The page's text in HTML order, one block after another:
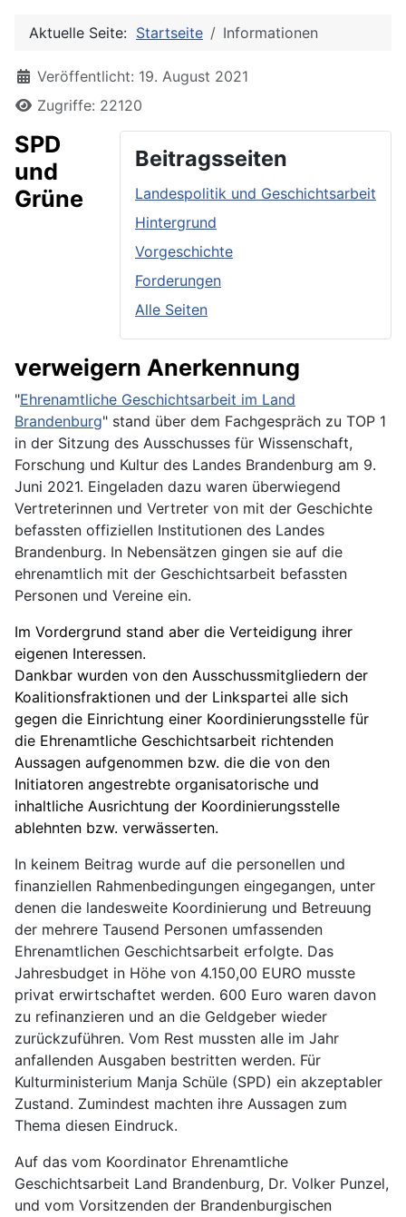
Aktuelle Seite: Startseite Informationen
Details
Veröffentlicht: 19. August 2021
Zugriffe: 22120
Beitragsseiten
Landespolitik und Geschichtsarbeit
Hintergrund
Vorgeschichte
Forderungen
Alle Seiten
SPD
und
Grüne
verweigern Anerkennung
"Ehrenamtliche Geschichtsarbeit im Land
Brandenburg" stand über dem Fachgespräch zu TOP 1
in der Sitzung des Ausschusses für Wissenschaft,
Forschung und Kultur des Landes Brandenburg am 9.
Juni 2021. Eingeladen dazu waren überwiegend
Vertreterinnen und Vertreter von mit der Geschichte
befassten offiziellen Institutionen des Landes
Brandenburg. In Nebensätzen gingen sie auf die
ehrenamtlich mit der Geschichtsarbeit befassten
Personen und Vereine ein.
Im Vordergrund stand aber die Verteidigung ihrer
eigenen Interessen.
Dankbar wurden von den Ausschussmitgliedern der
Koalitionsfraktionen und der Linkspartei alle sich
gegen die Einrichtung einer Koordinierungsstelle für
die Ehrenamtliche Geschichtsarbeit richtenden
Aussagen aufgenommen bzw. die die von den
Initiatoren angestrebte organisatorische und
inhaltliche Ausrichtung der Koordinierungsstelle
ablehnten bzw. verwässerten.
In keinem Beitrag wurde auf die personellen und
finanziellen Rahmenbedingungen eingegangen, unter
denen die landesweite Koordinierung und Betreuung
der mehrere Tausend Personen umfassenden
Ehrenamtlichen Geschichtsarbeit erfolgte. Das
Jahresbudget in Höhe von 4.150,00 EURO musste
privat erwirtschaftet werden. 600 Euro waren davon
zu refinanzieren und an die Geldgeber wieder
zurückzuführen. Vom Rest mussten alle im Jahr
anfallenden Ausgaben bestritten werden. Für
Kulturministerium Manja Schüle (SPD) ein akzeptabler
Zustand. Zumindest machten ihre Aussagen zum
Thema diesen Eindruck.
Auf das vom Koordinator Ehrenamtliche
Geschichtsarbeit Land Brandenburg, Dr. Volker Punzel,
und vom Vorsitzenden der Brandenburgischen